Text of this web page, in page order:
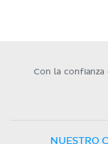
Con la confianza
NUESTRO